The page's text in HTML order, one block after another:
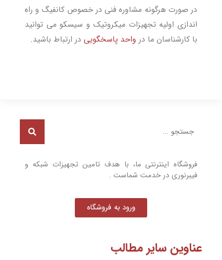
در صورت هرگونه مشاوره فنی در خصوص کانفیگ و راه
اندازی اولیه تجهیزات میکروتیک و سیسکو می توانید
با کارشناسان ما در واحد پاسخگویی در ارتباط باشید.
فروشگاه اینترنتی ما، با هدف تامین تجهیزات شبکه و
فیبرنوری در خدمت شماست .
ورود به فروشگاه
عناوین سایر مطالب